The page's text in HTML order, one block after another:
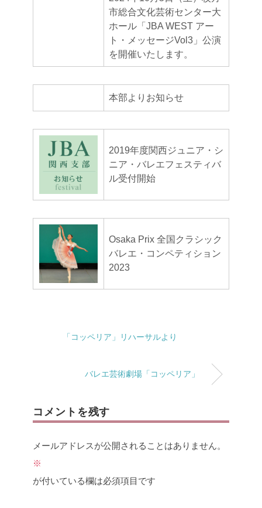
市総合文化芸術センター大
ホール「JBA WEST アー
ト・メッセージVol3」公演
を開催いたします。
本部よりお知らせ
2019年度関西ジュニア・シ
ニア・バレエフェスティバ
ル受付開始
Osaka Prix 全国クラシック
バレエ・コンペティション
2023
「コッペリア」リハーサルより
バレエ芸術劇場「コッペリア」
コメントを残す
メールアドレスが公開されることはありません。
※
が付いている欄は必須項目です